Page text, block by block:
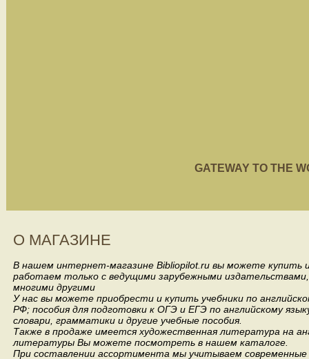
GATEWAY TO THE
О МАГАЗИНЕ
В нашем интернет-магазине Bibliopilot.ru вы можете купить
работаем только с ведущими зарубежными издательствами,
многими другими
У нас вы можете приобрести и купить учебники по
РФ; пособия для подготовки к ОГЭ и ЕГЭ по английскому
словари, грамматики и другие учебные пособия.
Также в продаже имеется художественная литература на
литературы Вы можете посмотреть в нашем каталоге.
При составлении ассортимента мы учитываем